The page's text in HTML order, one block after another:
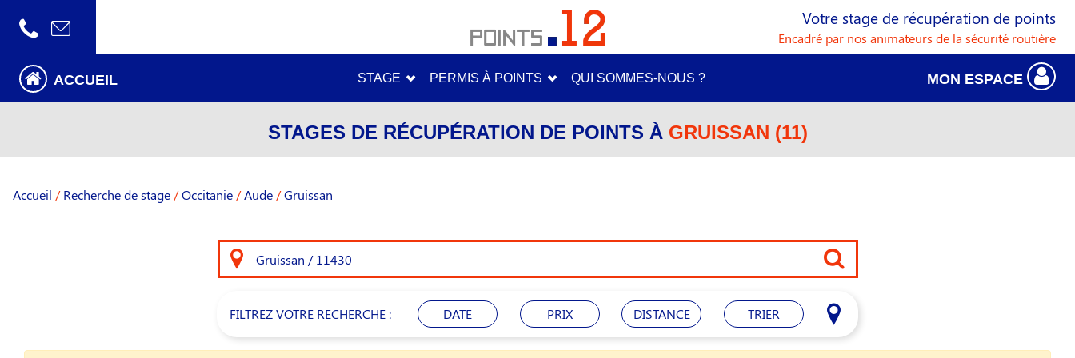
Votre stage de récupération de points
Encadré par nos animateurs de la sécurité routière
ACCUEIL STAGE PERMIS À POINTS QUI SOMMES-NOUS ? MON ESPACE
STAGES DE RÉCUPÉRATION DE POINTS À GRUISSAN (11)
Accueil / Recherche de stage /Occitanie /Aude /Gruissan
FILTREZ VOTRE RECHERCHE : DATE PRIX DISTANCE TRIER